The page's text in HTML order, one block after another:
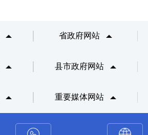
省政府网站
县市政府网站
重要媒体网站